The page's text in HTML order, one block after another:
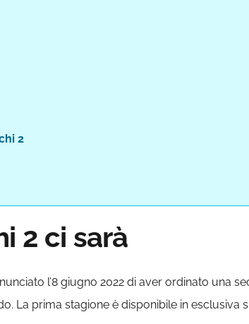
2
2 ci sarà
l’8 giugno 2022 di aver ordinato una
La prima stagione è disponibile in esclusiva